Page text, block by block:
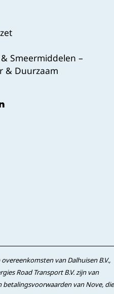
Smeermiddelen –
& Duurzaam
van Dalhuisen B.V.,
Road Transport B.V. zijn van
betalingsvoorwaarden van Nove, die